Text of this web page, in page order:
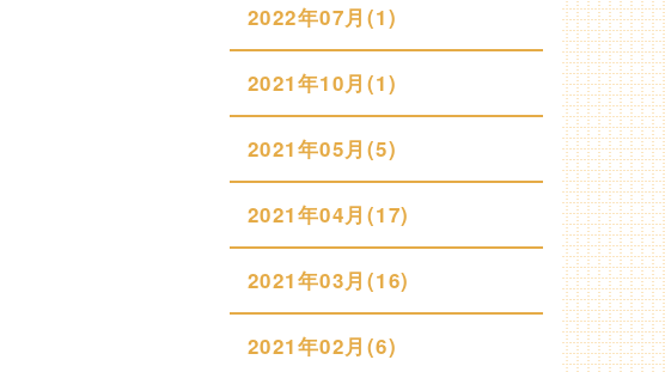
2022年07月(1)
2021年10月(1)
2021年05月(5)
2021年04月(17)
2021年03月(16)
2021年02月(6)